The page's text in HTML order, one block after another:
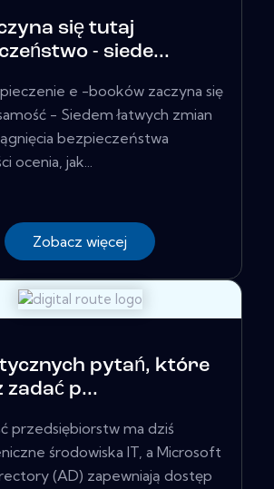
się tutaj
- siede...
e -booków zaczyna się
- Siedem łatwych zmian
bezpieczeństwa
ocenia, jak...
Zobacz więcej
pytań, które
zadać p...
przedsiębiorstw ma dziś
środowiska IT, a Microsoft
(AD) zapewniają dostęp